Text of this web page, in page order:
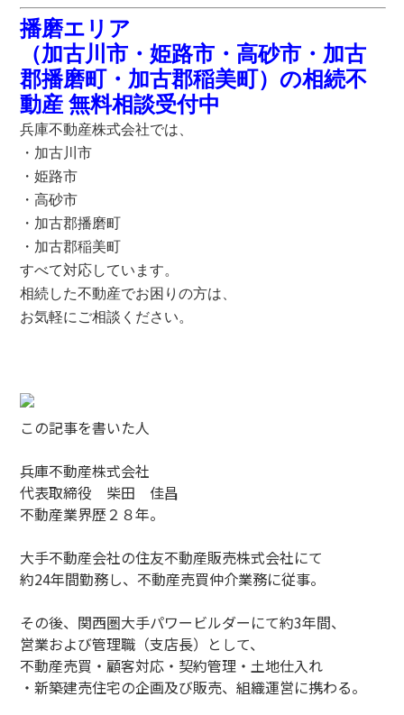
播磨エリア
（加古川市・姫路市・高砂市・加古
郡播磨町・加古郡稲美町） の相続不
動産 無料相談受付中
兵庫不動産株式会社では、
・加古川市
・姫路市
・高砂市
・加古郡播磨町
・加古郡稲美町
すべて対応しています。
相続した不動産でお困りの方は、
お気軽にご相談ください。
この記事を書いた人
兵庫不動産株式会社
代表取締役 柴田 佳昌
不動産業界歴２８年。
大手不動産会社の住友不動産販売株式会社にて
約24年間勤務し、不動産売買仲介業務に従事。
その後、関西圏大手パワービルダーにて約3年間、
営業および管理職（支店長）として、
不動産売買・顧客対応・契約管理・土地仕入れ
・新築建売住宅の企画及び販売、組織運営に携わる。